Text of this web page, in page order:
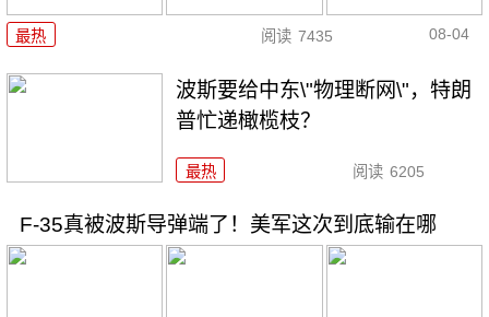
最热 阅读 7435 08-04
波斯要给中东\"物理断网\"，特朗
普忙递橄榄枝？
最热 阅读 6205
F-35真被波斯导弹端了！美军这次到底输在哪